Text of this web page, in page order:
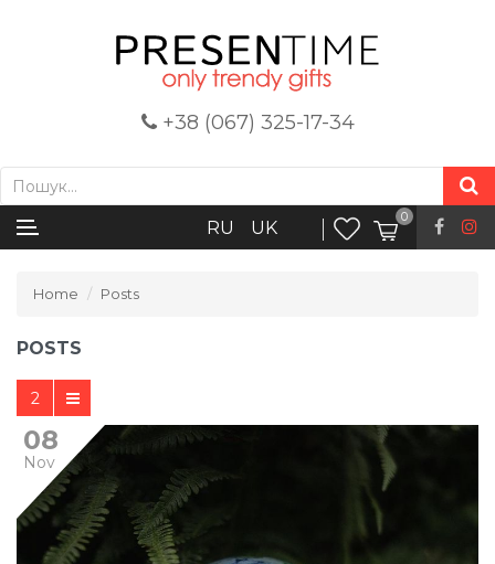
+38 (067) 325-17-34
RU UK
0
Home Posts
POSTS
2
08
Nov